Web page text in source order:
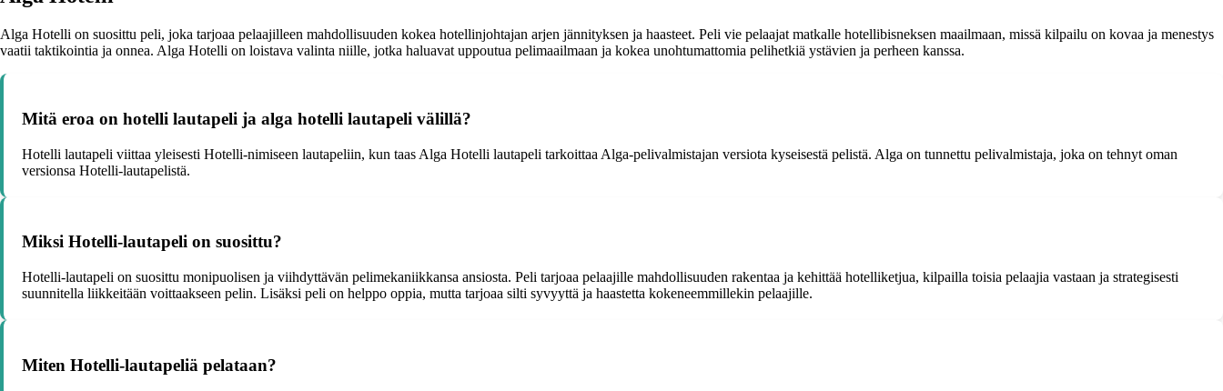
Alga Hotelli on suosittu peli, joka tarjoaa pelaajilleen mahdollisuuden kokea hotellinjohtajan arjen jännityksen ja haasteet. Peli vie pelaajat matkalle hotellibisneksen maailmaan, missä kilpailu on kovaa ja menestys
vaatii taktikointia ja onnea. Alga Hotelli on loistava valinta niille, jotka haluavat uppoutua pelimaailmaan ja kokea unohtumattomia pelihetkiä ystävien ja perheen kanssa.
Mitä eroa on hotelli lautapeli ja alga hotelli lautapeli välillä?
Hotelli lautapeli viittaa yleisesti Hotelli-nimiseen lautapeliin, kun taas Alga Hotelli lautapeli tarkoittaa Alga-pelivalmistajan versiota kyseisestä pelistä. Alga on tunnettu pelivalmistaja, joka on tehnyt oman
versionsa Hotelli-lautapelistä.
Miksi Hotelli-lautapeli on suosittu?
Hotelli-lautapeli on suosittu monipuolisen ja viihdyttävän pelimekaniikkansa ansiosta. Peli tarjoaa pelaajille mahdollisuuden rakentaa ja kehittää hotelliketjua, kilpailla toisia pelaajia vastaan ja strategisesti
suunnitella liikkeitään voittaakseen pelin. Lisäksi peli on helppo oppia, mutta tarjoaa silti syvyyttä ja haastetta kokeneemmillekin pelaajille.
Miten Hotelli-lautapeliä pelataan?